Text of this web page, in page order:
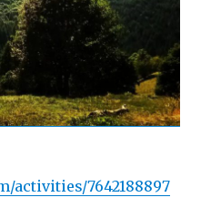
activities/7642188897